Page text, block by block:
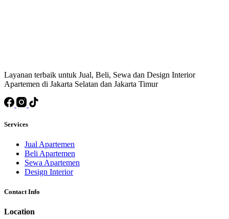
Layanan terbaik untuk Jual, Beli, Sewa dan Design Interior
Apartemen di Jakarta Selatan dan Jakarta Timur
Services
Jual Apartemen
Beli Apartemen
Sewa Apartemen
Design Interior
Contact Info
Location